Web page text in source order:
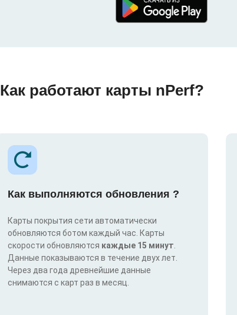
Как работают карты nPerf?
Как выполняются обновления ?
Карты покрытия сети автоматически
обновляются ботом каждый час. Карты
скорости обновляются каждые 15 минут
Данные показываются в течение двух лет.
Через два года древнейшие данные
снимаются с карт раз в месяц.